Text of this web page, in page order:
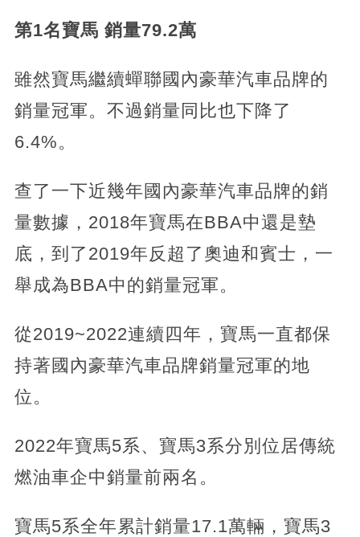
第1名寶馬 銷量79.2萬
雖然寶馬繼續蟬聯國內豪華汽車品牌的
銷量冠軍。不過銷量同比也下降了
6.4%。
查了一下近幾年國內豪華汽車品牌的銷
量數據，2018年寶馬在BBA中還是墊
底，到了2019年反超了奧迪和賓士，一
舉成為BBA中的銷量冠軍。
從2019~2022連續四年，寶馬一直都保
持著國內豪華汽車品牌銷量冠軍的地
位。
2022年寶馬5系、寶馬3系分別位居傳統
燃油車企中銷量前兩名。
寶馬5系全年累計銷量17.1萬輛，寶馬3